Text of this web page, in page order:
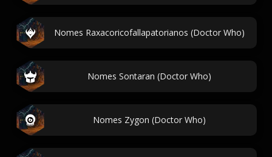
Nomes Raxacoricofallapatorianos (Doctor Who)
Nomes Sontaran (Doctor Who)
Nomes Zygon (Doctor Who)